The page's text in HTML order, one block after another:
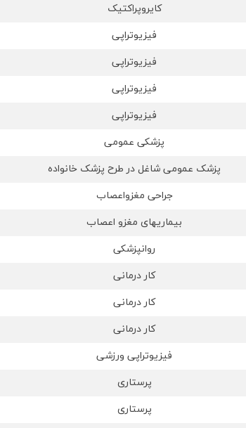
کایروپراکتیک
فیزیوتراپی
فیزیوتراپی
فیزیوتراپی
فیزیوتراپی
پزشکی عمومی
پزشک عمومی شاغل در طرح پزشک خانواده
جراحی مغزواعصاب
بیماریهای مغزو اعصاب
روانپزشکی
کار درمانی
کار درمانی
کار درمانی
فیزیوتراپی ورزشی
پرستاری
پرستاری